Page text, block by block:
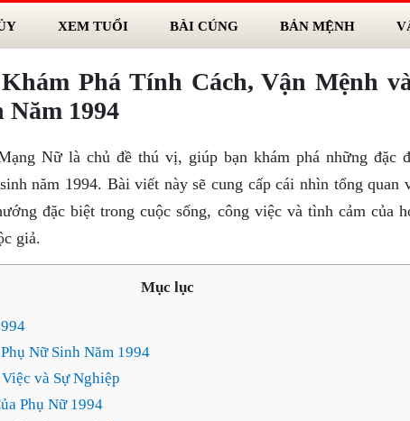
XEM TUỔI BÀI CÚNG BẢN MỆNH
Phá Tính Cách, Vận Mệnh
1994
Nữ là chủ đề thú vị, giúp bạn khám phá những đặc
năm 1994. Bài viết này sẽ cung cấp cái nhìn tổng quan
đặc biệt trong cuộc sống, công việc và tình cảm của
giả.
Mục lục
Nữ Sinh Năm 1994
và Sự Nghiệp
Phụ Nữ 1994